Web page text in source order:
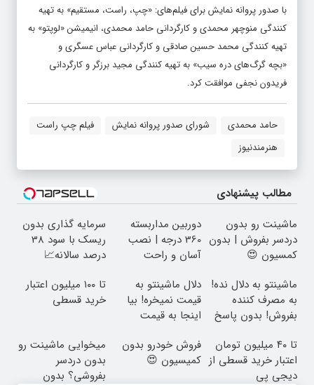
با صدور پروانه نمایش برای فیلم‌های: «چپ، راست، مستقیم» به تهیه
کنندگی منوچهر محمدی و کارگردانی حامد محمدی، انیمیشن «لوپتو» به
تهیه کنندگی محمد حسین صادقی و کارگردانی عباس عسگری و
«بچه گرگ‌های دره سیب» به تهیه کنندگی مجید برزگر و کارگردانی
فریدون نجفی موافقت کرد.
حامد محمدی شورای صدور پروانه نمایش
فیلم چپ راست
هنرمندنیوز
مطالب پیشنهادی
ماشینت رو بدون
دردسر بفروش | بدون
کمسیون 😍
دوربین مداربسته
360 درجه | نصب
آسان و راحت
سرمایه گذاری بدون
ریسک با سود 38
درصد سالانه📈
ماشینتو به دلال نده!
به مصرف کننده
بفروش! بدون پاسخ
دلال ماشینتو به
قیمت نمیخره! بیا
اینجا به قیمت
واقعی*
تا ۱۰۰ میلیون اعتبار
خرید قسطی
تا ۴۰ میلیون تومان
اعتبار خرید قسطی از
دیجی پی
فروش خودرو بدون
کمیسیون 😍
میخوایی ماشینت رو
بدون دردسر
بفروشی؟ بدون